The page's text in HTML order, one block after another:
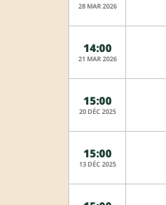
28 MAR 2026
14:00
21 MAR 2026
15:00
20 DÉC 2025
15:00
13 DÉC 2025